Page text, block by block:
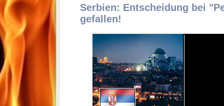
Serbien: Entscheidung bei
gefallen!